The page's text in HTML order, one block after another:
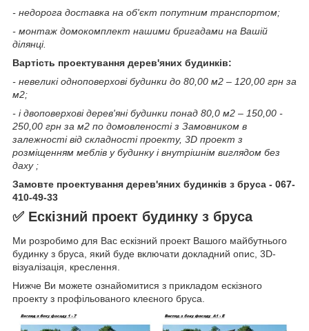
- недорога доставка на об'єкт попутним транспортом;
- монтаж домокомплект нашими бригадами на Вашій
ділянці.
Вартість проектування дерев'яних будинків:
- невеликі одноповерхові будинки до 80,00 м2 – 120,00 грн за
м2;
- і двоповерхові дерев'яні будинки понад 80,0 м2 – 150,00 -
250,00 грн за м2 по домовленості з Замовником в
залежності від складності проекту, 3D проект з
розміщенням меблів у будинку і внутрішнім виглядом без
даху ;
Замовте проектування дерев'яних будинків з бруса - 067-
410-49-33
✅ Ескізний проект будинку з бруса
Ми розробимо для Вас ескізний проект Вашого майбутнього
будинку з бруса, який буде включати докладний опис, 3D-
візуалізація, креслення.
Нижче Ви можете ознайомитися з прикладом ескізного
проекту з профільованого клеєного бруса.